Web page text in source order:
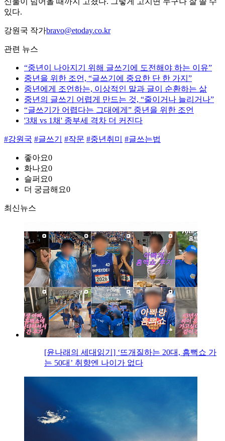
있다.
강원국 작가bravo@etoday.co.kr
관련 뉴스
“중년이 나아지기 위해 글쓰기에 도전해야 하는 이유”
중년을 위한 조언, “글쓰기에 중요한 단 한 가지”
중년에게 조언하는, 이상적인 말과 글이 순환하는 삶
중년의 글쓰기 어렵게 만드는 것, “줄이거나 늘리거나”
“글쓰기가 어렵다는 그대에게” 중년을 위한 조언
'3채 vs 1채' 종부세 격차 더 커진다
#강원국 #글쓰기 #작문 #중년취미 #글쓰는법
좋아요0
화나요0
슬퍼요0
더 궁금해요0
최신뉴스
[윤나래의 세대읽기] ‘뜨개질하는 20대, 흠뻑쇼 가
는 50대’ 취향엔 나이가 없다